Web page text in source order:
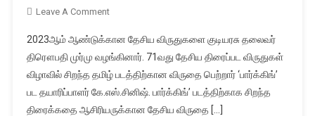
Leave A CommentOn
தேசிய
திரைப்பட
விருதுகளை
குடியரசு
தலைவர்
2023ஆம் ஆண்டுக்கான தேசிய விருதுகளை குடியரசு தலைவர்
திரௌபதி முர்மு வழங்கினார். 71வது தேசிய திரைப்பட விருதுகள்
விழாவில் சிறந்த தமிழ் படத்திற்கான விருதை பெற்றார் ‘பார்க்கிங்’
பட தயாரிப்பாளர் கே.எஸ்.சினிஷ். பார்க்கிங்’ படத்திற்காக சிறந்த
திரைக்கதை ஆசிரியருக்கான தேசிய விருதை […]